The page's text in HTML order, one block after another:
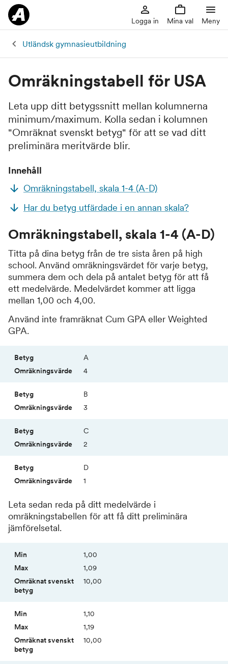
Logga in Mina val Meny
Utländsk gymnasieutbildning
Omräkningstabell för USA
Leta upp ditt betygssnitt mellan kolumnerna
minimum/maximum. Kolla sedan i kolumnen
"Omräknat svenskt betyg" för att se vad ditt
preliminära meritvärde blir.
Innehåll
Omräkningstabell, skala 1-4 (A-D)
Har du betyg utfärdade i en annan skala?
Omräkningstabell, skala 1-4 (A-D)
Titta på dina betyg från de tre sista åren på high
school. Använd omräkningsvärdet för varje betyg,
summera dem och dela på antalet betyg för att få
ett medelvärde. Medelvärdet kommer att ligga
mellan 1,00 och 4,00.
Använd inte framräknat Cum GPA eller Weighted
GPA.
A
4
B
3
C
2
D
1
Leta sedan reda på ditt medelvärde i
omräkningstabellen för att få ditt preliminära
jämförelsetal.
Max
betyg
1,00
1,09
10,00
1,10
1,19
10,00